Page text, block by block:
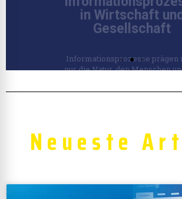
Klicken Sie hier
Neueste